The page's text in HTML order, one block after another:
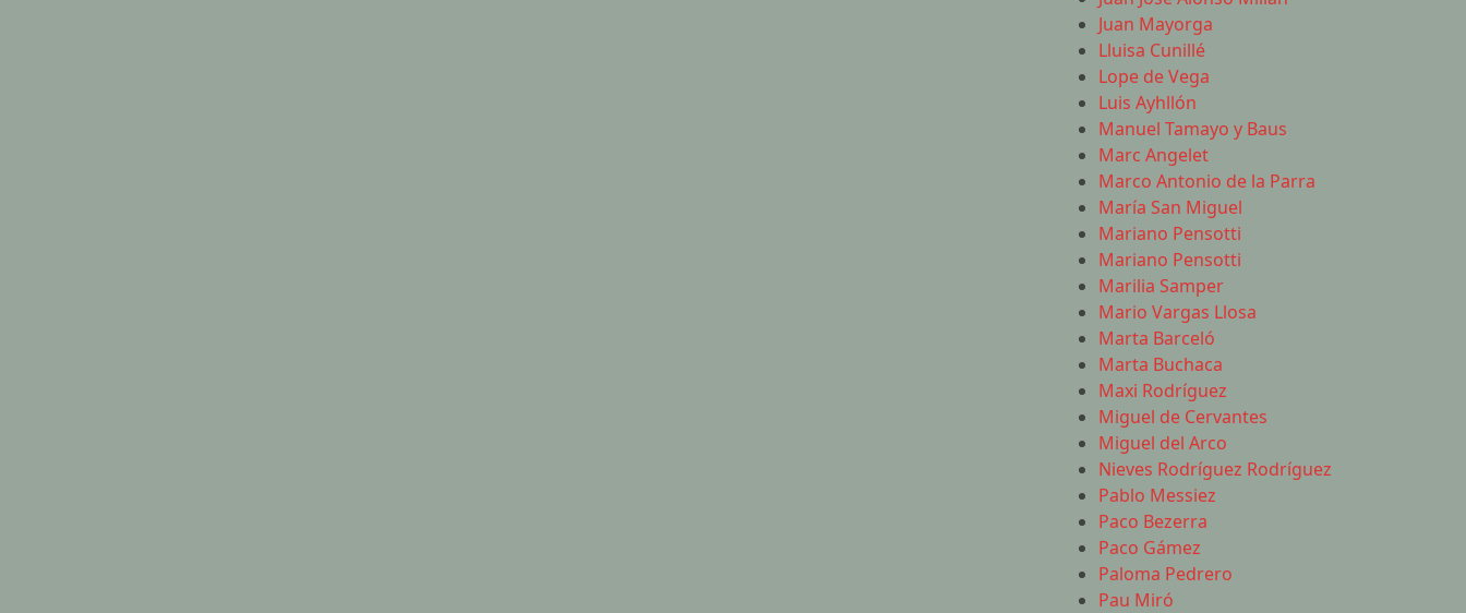
Juan Mayorga
Lluisa Cunillé
Lope de Vega
Luis Ayhllón
Manuel Tamayo y Baus
Marc Angelet
Marco Antonio de la Parra
María San Miguel
Mariano Pensotti
Mariano Pensotti
Marilia Samper
Mario Vargas Llosa
Marta Barceló
Marta Buchaca
Maxi Rodríguez
Miguel de Cervantes
Miguel del Arco
Nieves Rodríguez Rodríguez
Pablo Messiez
Paco Bezerra
Paco Gámez
Paloma Pedrero
Pau Miró